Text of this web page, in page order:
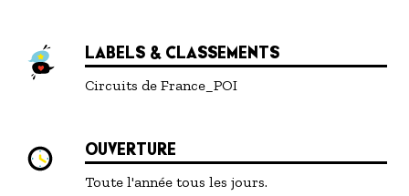
LABELS & CLASSEMENTS
Circuits de France_POI
OUVERTURE
Toute l'année tous les jours.